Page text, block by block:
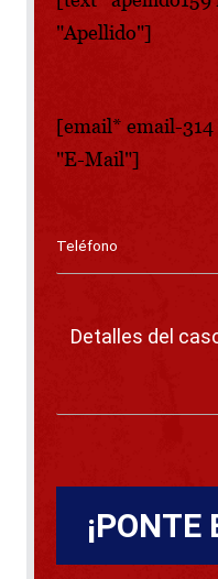
"Apellido"]
[email* email-314
"E-Mail"]